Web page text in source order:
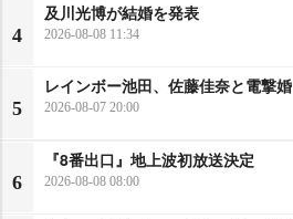
4
及川光博が結婚を発表
2026-08-08 11:34
5
レインボー池田、佐藤佳奈と電撃婚
2026-08-07 20:00
6
『8番出口』地上波初放送決定
2026-08-08 08:00